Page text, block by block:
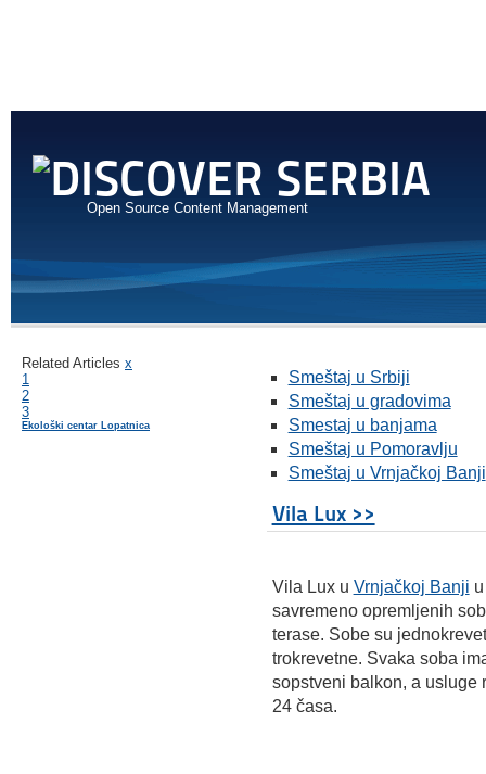
Open Source Content Management
Related Articles x
1
2
3
Ekološki centar Lopatnica
Smeštaj u Srbiji
Smeštaj u gradovima
Smestaj u banjama
Smeštaj u Pomoravlju
Smeštaj u Vrnjačkoj Banji
Vila Lux >>
Vila Lux u Vrnjačkoj Banji
savremeno opremljenih
terase. Sobe su
trokrevetne. Svaka soba
sopstveni balkon, a usluge
24 časa.